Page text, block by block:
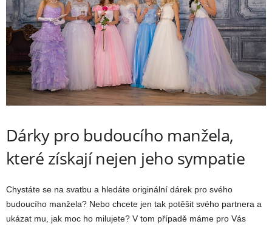
Dárky pro budoucího manžela,
které získají nejen jeho sympatie
Chystáte se na svatbu a hledáte originální dárek pro svého
budoucího manžela? Nebo chcete jen tak potěšit svého partnera a
ukázat mu, jak moc ho milujete? V tom případě máme pro Vás